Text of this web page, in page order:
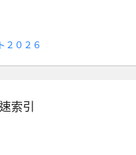
２０２６
索引